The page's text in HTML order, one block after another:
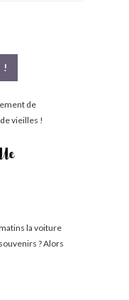
!
de
vieilles !
la voiture
? Alors